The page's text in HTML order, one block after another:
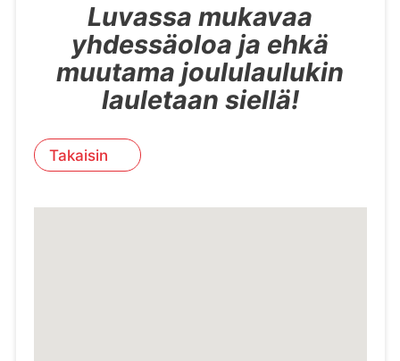
Luvassa mukavaa
yhdessäoloa ja ehkä
muutama joululaulukin
lauletaan siellä!
Takaisin